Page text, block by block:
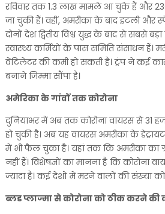
रविवार तक 1.3 लाख मामले आ चुके हैं और
जा चुकी हैं। वहीं, अमरीका के बाद इटली और
दोनों देश द्वितीय विश्व युद्ध के बाद से सबसे
स्वास्थ्य कर्मियों के पास समिति संसाधन हैं।
वेंटिलेटर की कमी हो सकती है। ट्रंप ने कई
बनाने जिम्मा सौंपा है।
अमेरिका के गांवों तक कोरोना
दुनियाभर में अब तक कोरोना वायरस से 31
हो चुकी है। अब यह वायरस अमरीका के
में भी फैल चुका है। यहां तक कि अमरीका का
नहीं हैं। विशेषज्ञों का मानना है कि कोरोना
ज्यादा है। कई देशों में मरने वालों की संख्या को
ब्लड प्लाज्मा से कोरोना को ठीक करने